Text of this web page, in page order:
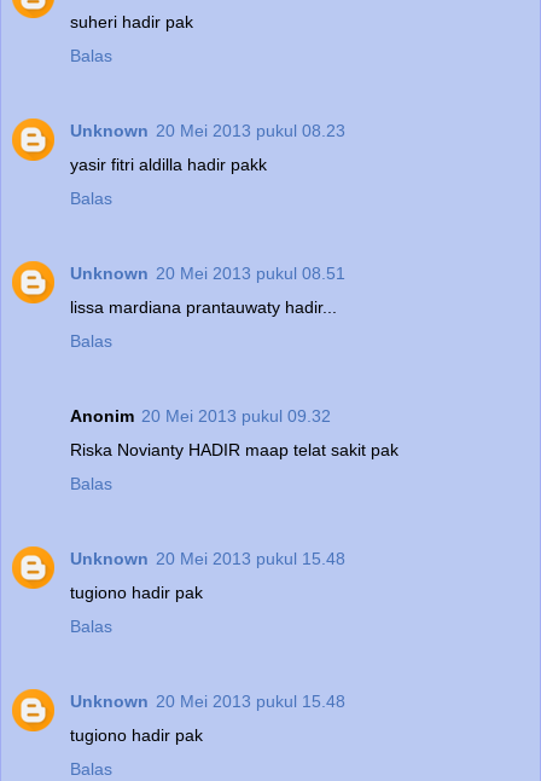
suheri hadir pak
Balas
Unknown 20 Mei 2013 pukul 08.23
yasir fitri aldilla hadir pakk
Balas
Unknown 20 Mei 2013 pukul 08.51
lissa mardiana prantauwaty hadir...
Balas
Anonim 20 Mei 2013 pukul 09.32
Riska Novianty HADIR maap telat sakit pak
Balas
Unknown 20 Mei 2013 pukul 15.48
tugiono hadir pak
Balas
Unknown 20 Mei 2013 pukul 15.48
tugiono hadir pak
Balas